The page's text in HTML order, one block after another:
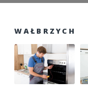
WAŁBRZYCH